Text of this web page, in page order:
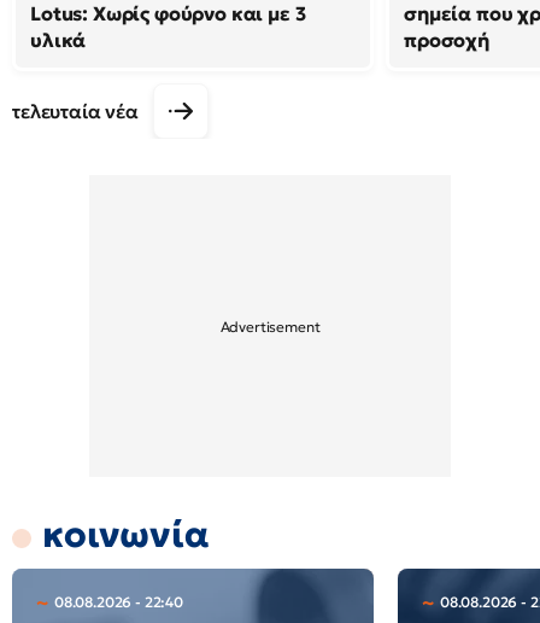
Lotus: Χωρίς φούρνο και με 3
υλικά
σημεία που
προσοχή
τελευταία νέα
κοινωνία
08.08.2026 - 22:40 08.08.2026 -